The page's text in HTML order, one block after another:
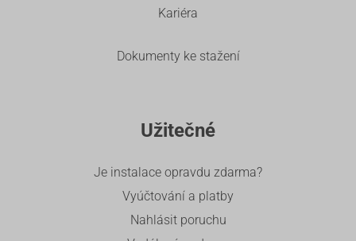
Kariéra
Dokumenty ke stažení
Užitečné
Je instalace opravdu zdarma?
Vyúčtování a platby
Nahlásit poruchu